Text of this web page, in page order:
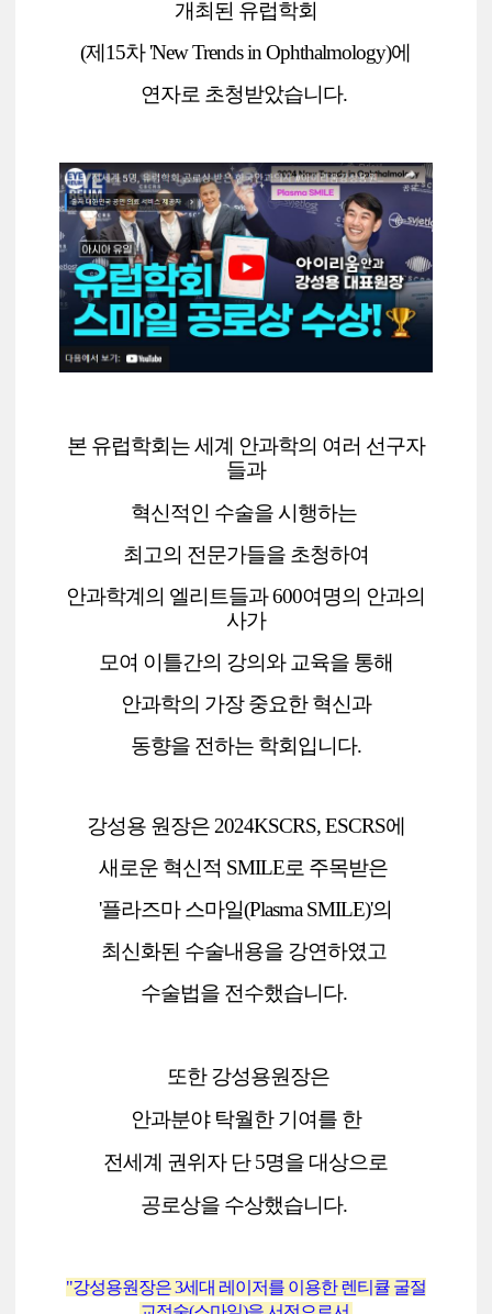
개최된 유럽학회
(제15차'New Trends in Ophthalmology)에
연자로 초청받았습니다.
본 유럽학회는 세계 안과학의 여러 선구자
들과
혁신적인 수술을 시행하는
최고의 전문가들을 초청하여
안과학계의 엘리트들과 600여명의 안과의
사가
모여 이틀간의 강의와 교육을 통해
안과학의 가장 중요한 혁신과
동향을 전하는 학회입니다.
강성용 원장은 2024KSCRS, ESCRS에
새로운 혁신적 SMILE로 주목받은
'플라즈마 스마일(Plasma SMILE)'의
최신화된 수술내용을 강연하였고
수술법을 전수했습니다.
또한 강성용원장은
안과분야 탁월한 기여를 한
전세계 권위자 단 5명을 대상으로
공로상을 수상했습니다.
"강성용원장은 3세대 레이저를 이용한 렌티큘 굴절